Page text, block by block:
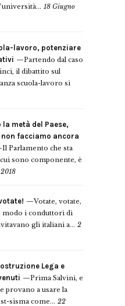
18 Giugno
lavoro, potenziare
Partendo dal caso
il dibattito sul
scuola-lavoro si
metà del Paese,
facciamo ancora
Il Parlamento che sta
sono componente, è
Votate, votate,
modo i conduttori di
gli italiani a... 2
Lega e
Prima Salvini, e
provano a usare la
sisma come... 22